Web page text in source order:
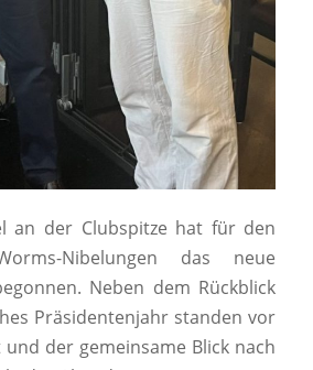
an der Clubspitze hat für den
Nibelungen das neue
Neben dem Rückblick
Präsidentenjahr standen vor
der gemeinsame Blick nach